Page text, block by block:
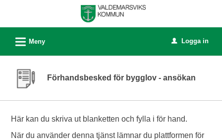
tjänster
Valdemarsviks
kommun
L Meny u Logga in
Förhandsbesked för bygglov - ansökan
Här kan du skriva ut blanketten och fylla i för hand.
När du använder denna tjänst lämnar du plattformen för